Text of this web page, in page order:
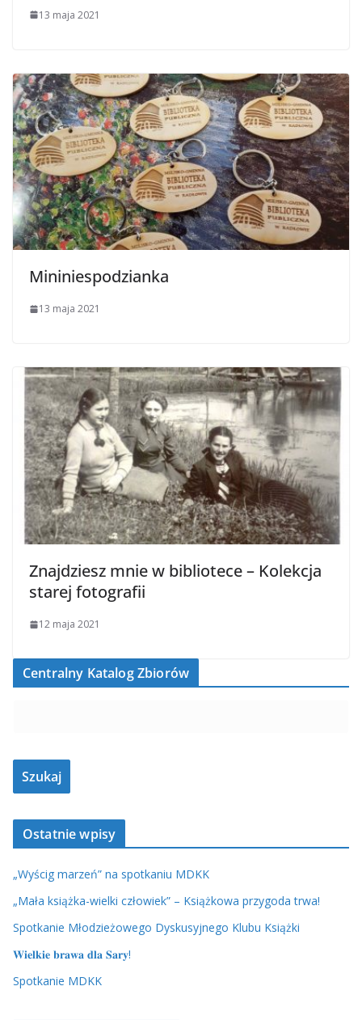
13 maja 2021
Mininiespodzianka
13 maja 2021
Znajdziesz mnie w bibliotece – Kolekcja
starej fotografii
12 maja 2021
Centralny Katalog Zbiorów
Ostatnie wpisy
„Wyścig marzeń” na spotkaniu MDKK
„Mała książka-wielki człowiek” – Książkowa przygoda trwa!
Spotkanie Młodzieżowego Dyskusyjnego Klubu Książki
𝐖𝐢𝐞𝐥𝐤𝐢𝐞 𝐛𝐫𝐚𝐰𝐚 𝐝𝐥𝐚 𝐒𝐚𝐫𝐲!
Spotkanie MDKK